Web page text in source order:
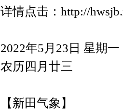
详情点击：http://
2022年5月23日 星期一
农历四月廿三
【新田气象】